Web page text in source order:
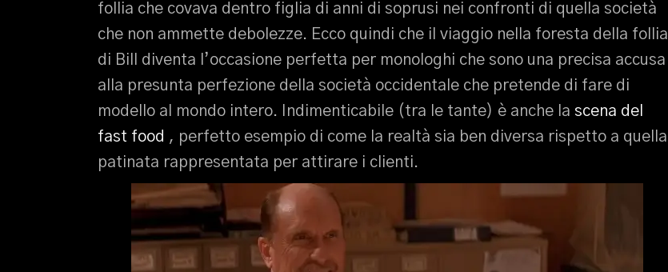
follia che covava dentro figlia di anni di soprusi nei confronti di quella società
che non ammette debolezze. Ecco quindi che il viaggio nella foresta della follia
di Bill diventa l’occasione perfetta per monologhi che sono una precisa accusa
alla presunta perfezione della società occidentale che pretende di fare di
modello al mondo intero. Indimenticabile (tra le tante) è anche la scena del
fast food , perfetto esempio di come la realtà sia ben diversa rispetto a quella
patinata rappresentata per attirare i clienti.